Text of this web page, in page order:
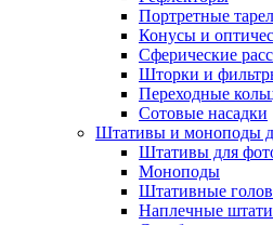
Портретные
Конусы и
Сферические
Шторки и
Переходные
Сотовые насадки
Штативы и моноподы
Штативы для
Моноподы
Штативные
Наплечные